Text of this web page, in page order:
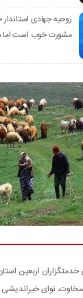
روحیه جهادی
مشورت خوب است اما
خدمتگزاران اربعین
نوای